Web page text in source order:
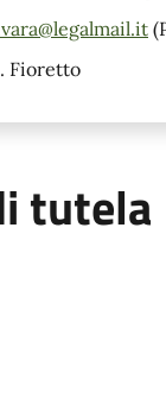
Fioretto
tutela